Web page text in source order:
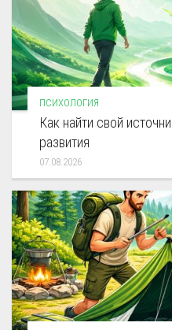
ПСИХОЛОГИЯ
Как найти свой
развития
07.08.2026